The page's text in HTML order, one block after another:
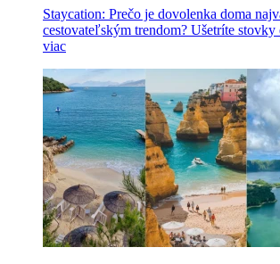
Staycation: Prečo je dovolenka doma
cestovateľským trendom? Ušetríte stovky
viac